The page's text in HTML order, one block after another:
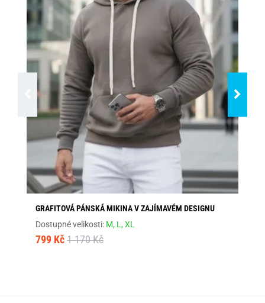
GRAFITOVÁ PÁNSKÁ MIKINA V ZAJÍMAVÉM DESIGNU
Dostupné velikosti: M, L,XL
799 Kč 1 170 Kč